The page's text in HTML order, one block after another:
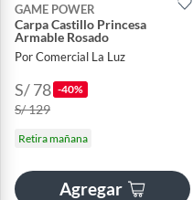
GAME POWER
Carpa Castillo Princesa
Armable Rosado
Por Comercial La Luz
S/ 78 -40%
S/ 129
Retira mañana
Agregar